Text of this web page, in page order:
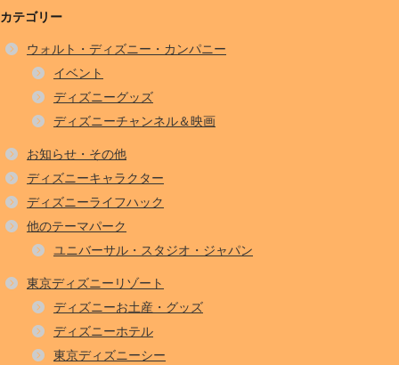
カテゴリー
ウォルト・ディズニー・カンパニー
イベント
ディズニーグッズ
ディズニーチャンネル＆映画
お知らせ・その他
ディズニーキャラクター
ディズニーライフハック
他のテーマパーク
ユニバーサル・スタジオ・ジャパン
東京ディズニーリゾート
ディズニーお土産・グッズ
ディズニーホテル
東京ディズニーシー